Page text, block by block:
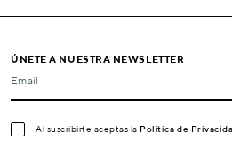
ÚNETE A NUESTRA NEWSLETTER
Email
Al suscribirte aceptas la Política de